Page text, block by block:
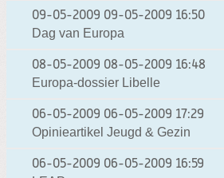
09-05-2009 09-05-2009 16:50
Dag van Europa
08-05-2009 08-05-2009 16:48
Europa-dossier Libelle
06-05-2009 06-05-2009 17:29
Opinieartikel Jeugd & Gezin
06-05-2009 06-05-2009 16:59